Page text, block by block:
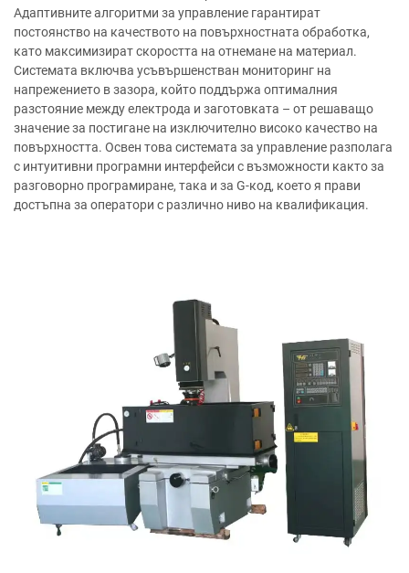
Адаптивните алгоритми за управление гарантират
постоянство на качеството на повърхностната обработка,
като максимизират скоростта на отнемане на материал.
Системата включва усъвършенстван мониторинг на
напрежението в зазора, който поддържа оптималния
разстояние между електродa и заготовката – от решаващо
значение за постигане на изключително високо качество на
повърхността. Освен това системата за управление разполага
с интуитивни програмни интерфейси с възможности както за
разговорно програмиране, така и за G-код, което я прави
достъпна за оператори с различно ниво на квалификация.